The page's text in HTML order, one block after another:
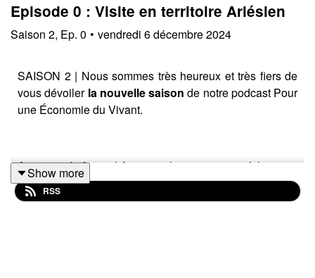
Episode 0 : Visite en territoire Arlésien
Saison 2, Ep. 0 • vendredi 6 décembre 2024
SAISON 2 | Nous sommes très heureux et très fiers de
vous dévoilerla nouvelle saisonde notre podcast Pour
une Économie du Vivant.
Au coeur du festival Agir pour le vivant, micro à la main,
nous capturons les voix des penseur·euse·s, des
militant·e·s passionné·e·s, des divers·e·s résident·e·s
Show more
RSS